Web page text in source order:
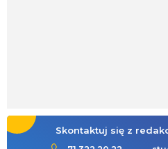
Skontaktuj się z